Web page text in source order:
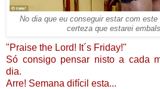
No dia que eu conseguir estar com
certeza que estarei
"Praise the Lord! It´s Friday!"
Só consigo pensar nisto a cada
dia.
Arre! Semana difícil esta...